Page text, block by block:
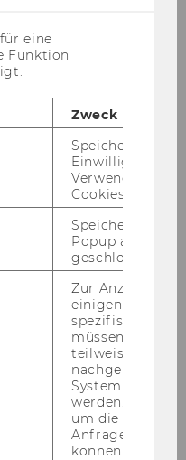
eine
Funktion
Zweck
Speichert Ihre
Einwilligung zur
Verwendung von
Cookies.
Speichert ob ein
Popup
geschlossen
Zur Anzeige von
einigen WU-
spezifischen
müssen
teilweise von
nachgelagerten
System
werden.
um die Antwort
Anfrage
können.